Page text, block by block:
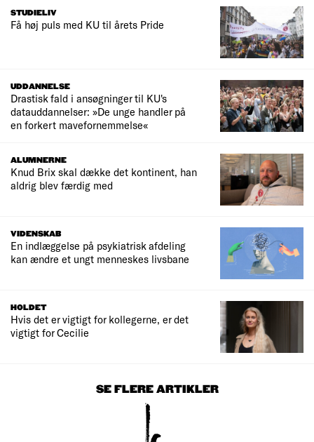
STUDIELIV
Få høj puls med KU til årets Pride
UDDANNELSE
Drastisk fald i ansøgninger til KU's
datauddannelser: »De unge handler på
en forkert mavefornemmelse«
ALUMNERNE
Knud Brix skal dække det kontinent, han
aldrig blev færdig med
VIDENSKAB
En indlæggelse på psykiatrisk afdeling
kan ændre et ungt menneskes livsbane
HOLDET
Hvis det er vigtigt for kollegerne, er det
vigtigt for Cecilie
SE FLERE ARTIKLER